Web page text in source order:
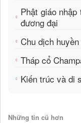
Phật giáo
đương đại
Chu dịch
Tháp cổ
Kiến trúc và di
Những tin cũ hơn